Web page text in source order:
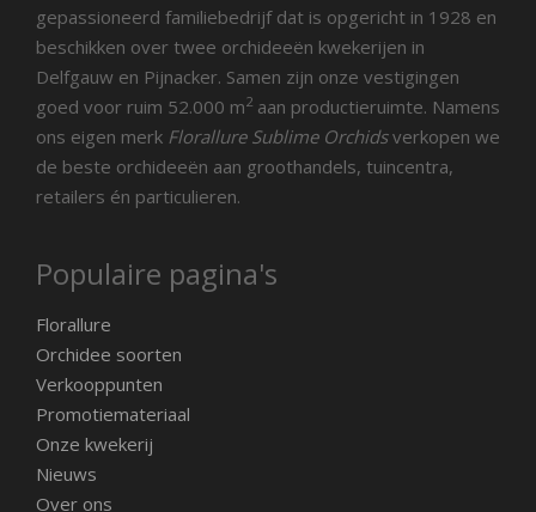
gepassioneerd familiebedrijf dat is opgericht in 1928 en
beschikken over twee orchideeën kwekerijen in
Delfgauw en Pijnacker. Samen zijn onze vestigingen
goed voor ruim 52.000 m2 aan productieruimte. Namens
ons eigen merk Florallure Sublime Orchidsverkopen we
de beste orchideeën aan groothandels, tuincentra,
retailers én particulieren.
Populaire pagina's
Florallure
Orchidee soorten
Verkooppunten
Promotiemateriaal
Onze kwekerij
Nieuws
Over ons